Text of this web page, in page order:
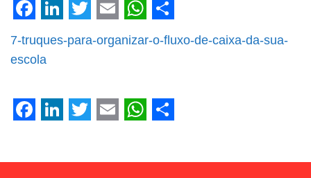
Facebook
LinkedIn
Twitter
EmailWhatsApp
Share
7-truques-para-organizar-o-fluxo-de-caixa-da-sua-
escola